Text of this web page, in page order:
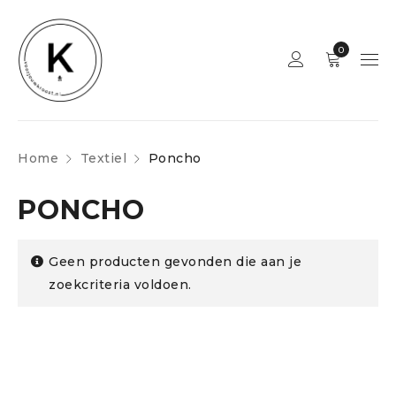
0
Home Textiel Poncho
PONCHO
Geen producten gevonden die aan je
zoekcriteria voldoen.